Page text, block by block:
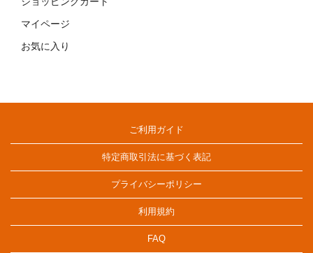
マイページ
お気に入り
ご利用ガイド
特定商取引法に基づく表記
プライバシーポリシー
利用規約
FAQ